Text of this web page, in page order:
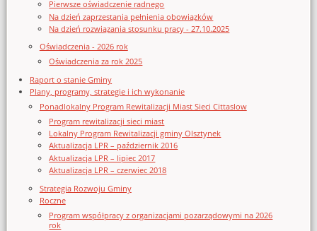
Pierwsze oświadczenie radnego
Na dzień zaprzestania pełnienia obowiązków
Na dzień rozwiązania stosunku pracy - 27.10.2025
Oświadczenia - 2026 rok
Oświadczenia za rok 2025
Raport o stanie Gminy
Plany, programy, strategie i ich wykonanie
Ponadlokalny Program Rewitalizacji Miast Sieci Cittaslow
Program rewitalizacji sieci miast
Lokalny Program Rewitalizacji gminy Olsztynek
Aktualizacja LPR – październik 2016
Aktualizacja LPR – lipiec 2017
Aktualizacja LPR – czerwiec 2018
Strategia Rozwoju Gminy
Roczne
Program współpracy z organizacjami pozarządowymi na 2026
rok